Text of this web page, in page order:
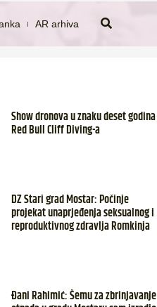
AR arhiva
Show dronova u znaku deset godina
Red Bull Cliff Diving-a
DZ Stari grad Mostar: Počinje
projekat unaprjeđenja seksualnog i
reproduktivnog zdravlja Romkinja
Đani Rahimić: Šemu za zbrinjavanje